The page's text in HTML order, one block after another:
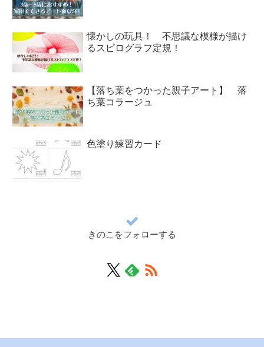
懐かしの玩具！ 不思議な模様が描け
るスピログラフ定規！
【落ち葉をつかった親子アート】 落
ち葉コラージュ
色塗り練習カード
きのこをフォローする